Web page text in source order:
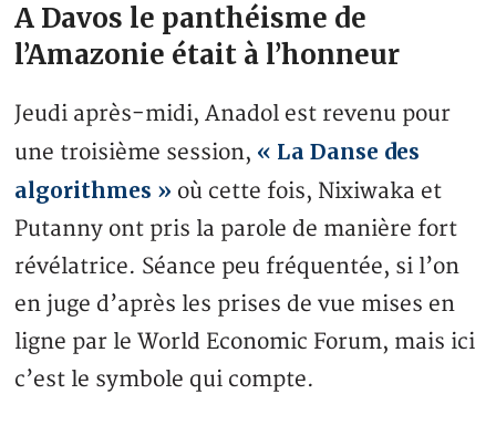
A Davos le panthéisme de
l’Amazonie était à l’honneur
Jeudi après-midi, Anadol est revenu pour
une troisième session, « La Danse des
algorithmes » où cette fois, Nixiwaka et
Putanny ont pris la parole de manière fort
révélatrice. Séance peu fréquentée, si l’on
en juge d’après les prises de vue mises en
ligne par le World Economic Forum, mais ici
c’est le symbole qui compte.